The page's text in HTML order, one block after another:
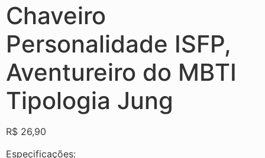
Chaveiro
Personalidade ISFP,
Aventureiro do MBTI
Tipologia Jung
R$ 26,90
Especificações: